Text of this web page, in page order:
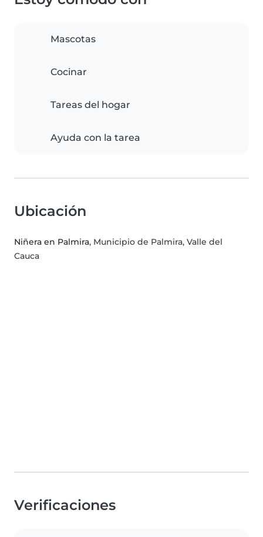
Mascotas
Cocinar
Tareas del hogar
Ayuda con la tarea
Ubicación
Niñera en Palmira, Municipio de Palmira, Valle del
Cauca
Verificaciones